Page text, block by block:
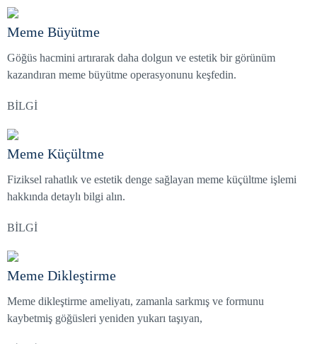
Meme Büyütme
Göğüs hacmini artırarak daha dolgun ve estetik bir görünüm
kazandıran meme büyütme operasyonunu keşfedin.
BİLGİ
Meme Küçültme
Fiziksel rahatlık ve estetik denge sağlayan meme küçültme işlemi
hakkında detaylı bilgi alın.
BİLGİ
Meme Dikleştirme
Meme dikleştirme ameliyatı, zamanla sarkmış ve formunu
kaybetmiş göğüsleri yeniden yukarı taşıyan,